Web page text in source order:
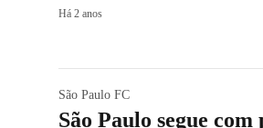
Há 2 anos
São Paulo FC
São Paulo segue